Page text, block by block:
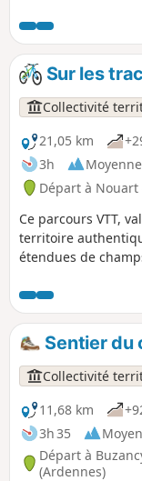
hameaux : Tailly,
Forgettes, Les
bâtisses en pierre,
rythmé et varié,
nature, de relief et
Sur les
Collectivité
21,05 km
3h
Moyenne
Départ à Nouart
Ce parcours VTT,
territoire
étendues de
hameaux : Tailly,
Forgettes, Les
remarquables
local. Un sentier
VTT en quête de
historiques.
Sentier du
Collectivité
11,68 km
3h 35
Départ à
(Ardennes)